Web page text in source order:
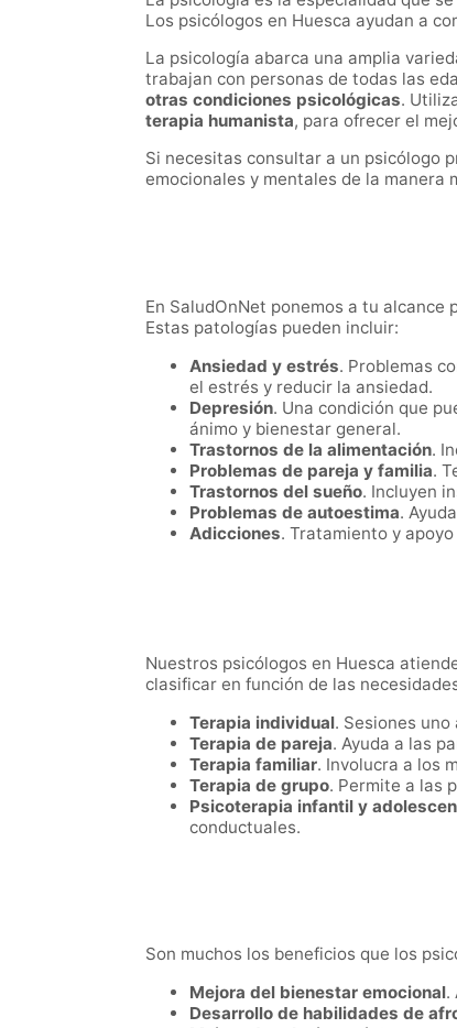
Los psicólogos en Huesca ayudan a
La psicología abarca una amplia
trabajan con personas de todas las
otras condiciones psicológicas.
terapia humanista, para ofrecer el
Si necesitas consultar a un psicólogo
emocionales y mentales de la manera
En SaludOnNet ponemos a tu
Estas patologías pueden incluir:
Ansiedad y estrés. Problemas
el estrés y reducir la ansiedad.
Depresión. Una condición que
ánimo y bienestar general.
Trastornos de la alimentación.
Problemas de pareja y familia.
Trastornos del sueño. Incluyen
Problemas de autoestima.
Adicciones. Tratamiento y
Nuestros psicólogos en Huesca
clasificar en función de las
Terapia individual. Sesiones
Terapia de pareja. Ayuda a las
Terapia familiar. Involucra a los
Terapia de grupo. Permite a las
Psicoterapia infantil y
conductuales.
Son muchos los beneficios que los
Mejora del bienestar emocional.
Desarrollo de habilidades de